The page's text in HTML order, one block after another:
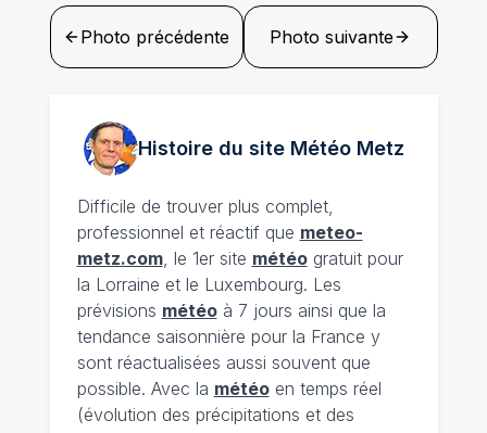
Photo précédente Photo suivante
Histoire du site MétéoMetz
Difficile de trouver plus complet,
professionnel et réactif que meteo-
metz.com, le 1er site météogratuit pour
la Lorraine et le Luxembourg. Les
prévisions météoà 7 jours ainsi que la
tendance saisonnière pour la France y
sont réactualisées aussi souvent que
possible. Avec la météoen temps réel
(évolution des précipitations et des